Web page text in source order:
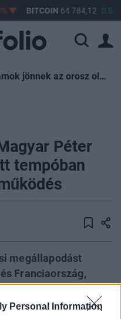
Personal Information
BITCOIN 64 784,12 0,81%
Brutális amerikai vámok jönnek az orosz olaj miatt, Magyarország is aggódhat
Péter
tempóban
megállapodást
Franciaország,
az október 23-i
alá. Magyar Péter